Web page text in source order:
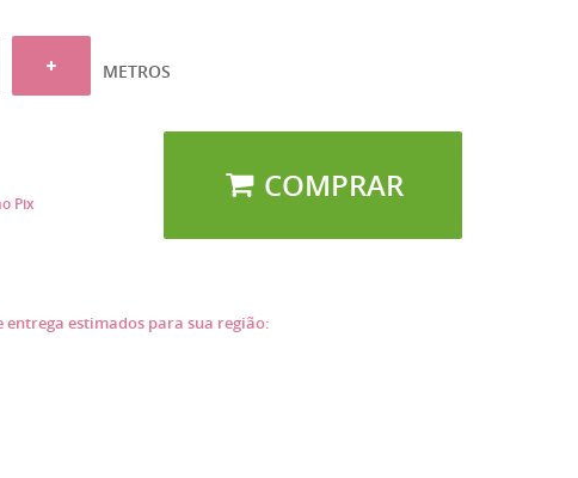
METROS
Pix COMPRAR
entrega estimados para sua região: